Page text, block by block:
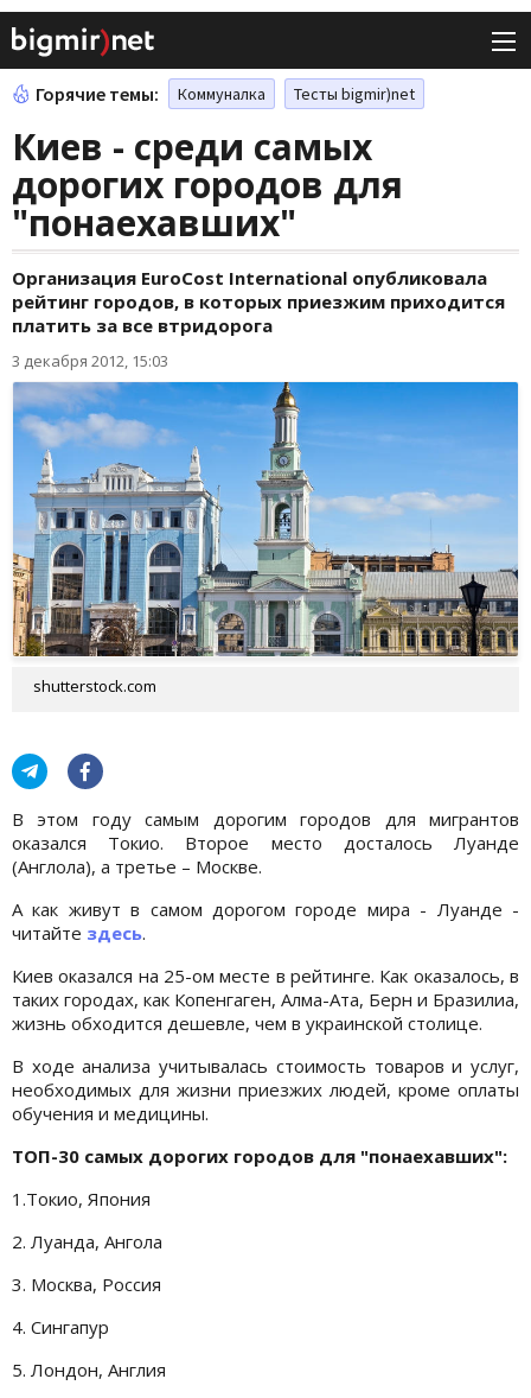
Горячие темы: Коммуналка Тесты bigmir)net
Киев - среди самых
дорогих городов для
"понаехавших"
Организация EuroCost International опубликовала
рейтинг городов, в которых приезжим приходится
платить за все втридорога
3 декабря 2012, 15:03
shutterstock.com
В этом году самым дорогим городов для мигрантов
оказался Токио. Второе место досталось Луанде
(Англола), а третье – Москве.
А как живут в самом дорогом городе мира - Луанде -
читайте здесь.
Киев оказался на 25-ом месте в рейтинге. Как оказалось, в
таких городах, как Копенгаген, Алма-Ата, Берн и Бразилиа,
жизнь обходится дешевле, чем в украинской столице.
В ходе анализа учитывалась стоимость товаров и услуг,
необходимых для жизни приезжих людей, кроме оплаты
обучения и медицины.
ТОП-30 самых дорогих городов для "понаехавших":
1.Токио, Япония
2. Луанда, Ангола
3. Москва, Россия
4. Сингапур
5. Лондон, Англия